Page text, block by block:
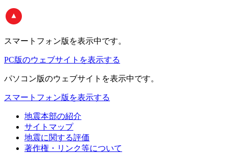
スマートフォン版 を表示中です。
PC版のウェブサイトを表示する
パソコン版のウェブサイトを表示中です。
スマートフォン版を表示する
地震本部の紹介
サイトマップ
地震に関する評価
著作権・リンク等について